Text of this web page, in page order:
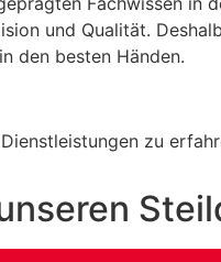
und Qualität.
den besten Händen.
zu